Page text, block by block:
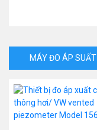
MÁY ĐO ÁP SUẤT